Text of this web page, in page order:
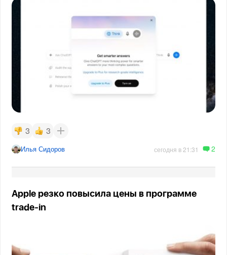
3 3
Илья Сидоров сегодня в 21:31 2
Apple резко повысила цены в программе
trade-in